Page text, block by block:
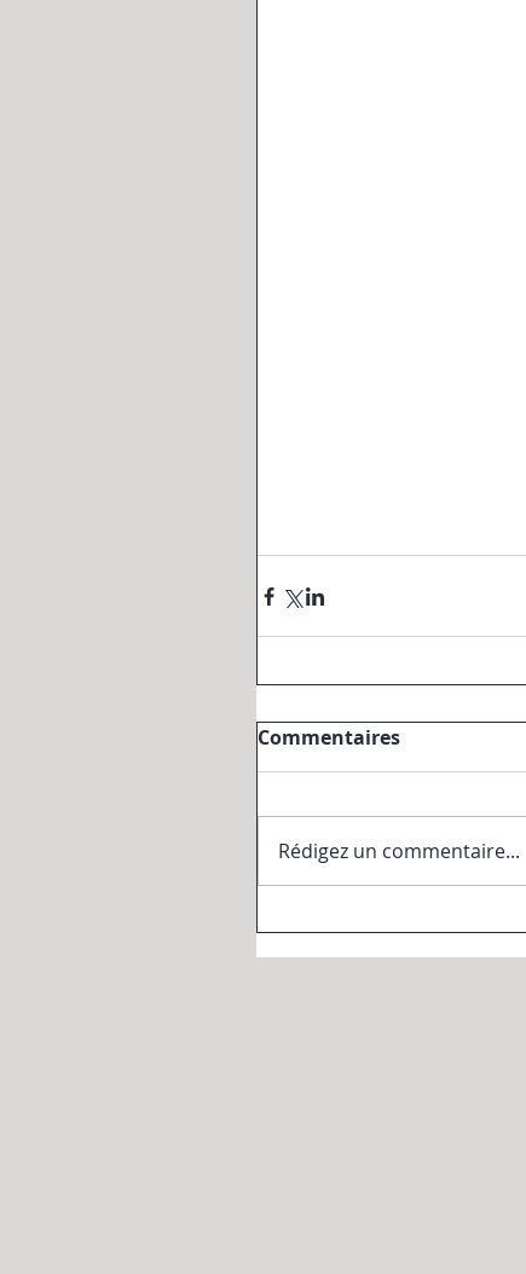
Commentaires
Rédigez un commentaire...